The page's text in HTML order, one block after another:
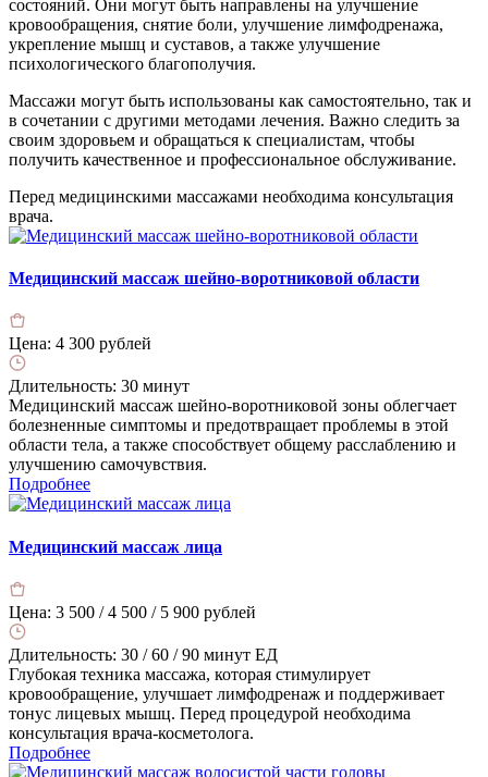
состояний. Они могут быть направлены на улучшение
кровообращения, снятие боли, улучшение лимфодренажа,
укрепление мышц и суставов, а также улучшение
психологического благополучия.
Массажи могут быть использованы как самостоятельно, так и
в сочетании с другими методами лечения. Важно следить за
своим здоровьем и обращаться к специалистам, чтобы
получить качественное и профессиональное обслуживание.
Перед медицинскими массажами необходима консультация
врача.
Медицинский массаж шейно-воротниковой области
Цена: 4 300 рублей
Длительность: 30 минут
Медицинский массаж шейно-воротниковой зоны облегчает
болезненные симптомы и предотвращает проблемы в этой
области тела, а также способствует общему расслаблению и
улучшению самочувствия.
Подробнее
Медицинский массаж лица
Цена: 3 500 / 4 500 / 5 900 рублей
Длительность: 30 / 60 / 90 минут ЕД
Глубокая техника массажа, которая стимулирует
кровообращение, улучшает лимфодренаж и поддерживает
тонус лицевых мышц. Перед процедурой необходима
консультация врача-косметолога.
Подробнее